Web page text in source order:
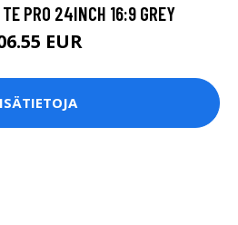
PRO 24INCH 16:9 GREY
EUR